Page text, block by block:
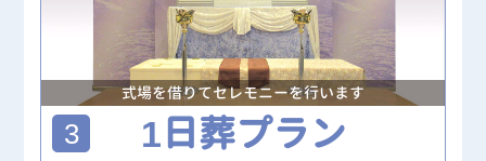
式場を借りてセレモニーを行います
3 1日葬プラン